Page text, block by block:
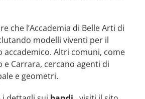
che l’Accademia di Belle Arti di
modelli viventi per il
accademico. Altri comuni, come
e Carrara, cercano agenti di
e geometri.